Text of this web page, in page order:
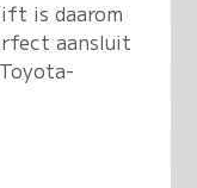
is daarom
aansluit